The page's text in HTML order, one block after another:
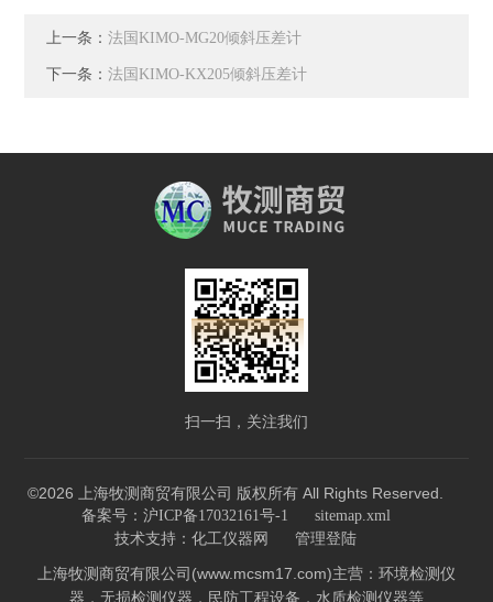
上一条：法国KIMO-MG20倾斜压差计
下一条：法国KIMO-KX205倾斜压差计
扫一扫，关注我们
©2026 上海牧测商贸有限公司 版权所有 All Rights Reserved.
备案号：沪ICP备17032161号-1 sitemap.xml
技术支持： 化工仪器网 管理登陆
上海牧测商贸有限公司(www.mcsm17.com)主营：环境检测仪
器，无损检测仪器，民防工程设备，水质检测仪器等